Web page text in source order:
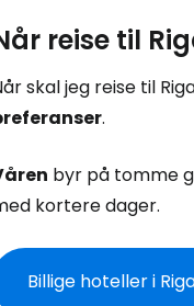
reise til
skal jeg reise til
.
byr på tomme
kortere dager.
Billige hoteller i